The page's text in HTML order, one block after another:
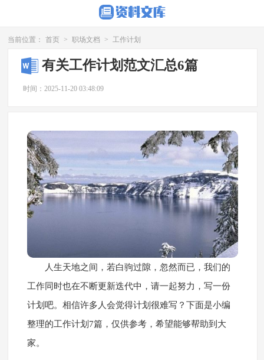
当前位置： 首页 > 职场文档 > 工作计划
有关工作计划范文汇总6篇
时间：2025-11-20 03:48:09
人生天地之间，若白驹过隙，忽然而已，我们的
工作同时也在不断更新迭代中，请一起努力，写一份
计划吧。相信许多人会觉得计划很难写？下面是小编
整理的工作计划7篇，仅供参考，希望能够帮助到大
家。